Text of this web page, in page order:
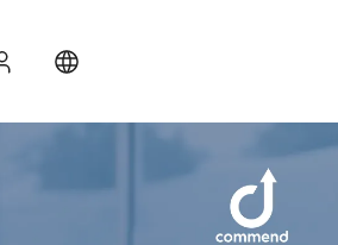
Registro